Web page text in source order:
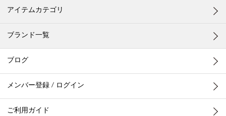
アイテムカテゴリ
ブランド一覧
ブログ
メンバー登録 / ログイン
ご利用ガイド